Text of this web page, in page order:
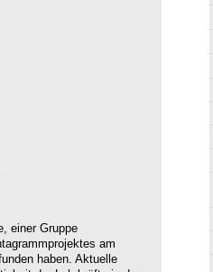
einer Gruppe
am
haben. Aktuelle